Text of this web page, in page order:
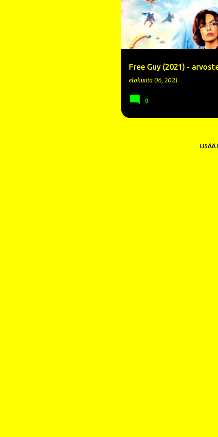
Free Guy (2021) -
elokuuta 06, 2021
0
LISÄÄ